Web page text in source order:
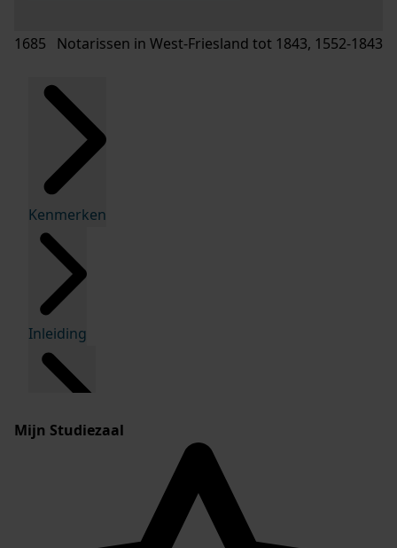
1685 Notarissen in West-Friesland tot 1843, 1552-1843
Kenmerken
Inleiding
Mijn Studiezaal